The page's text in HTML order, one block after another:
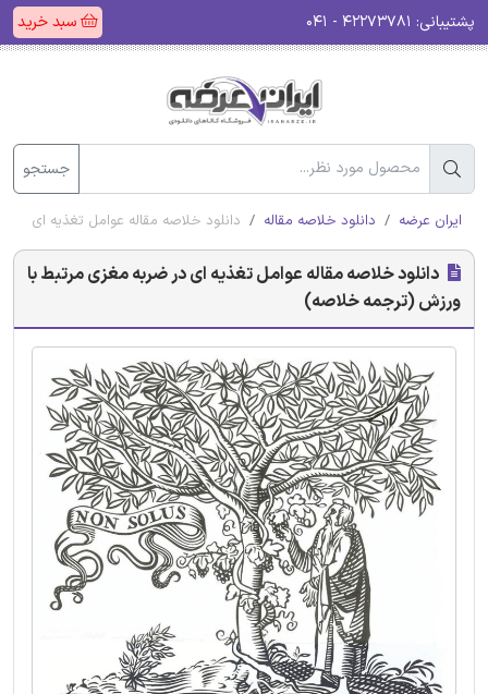
پشتیبانی: سبد خرید
جستجو
ایران عرضه دانلود خلاصه مقاله دانلود خلاصه مقاله عوامل تغذیه ای
دانلود خلاصه مقاله عوامل تغذیه ای در ضربه مغزی مرتبط با
ورزش (ترجمه خلاصه)